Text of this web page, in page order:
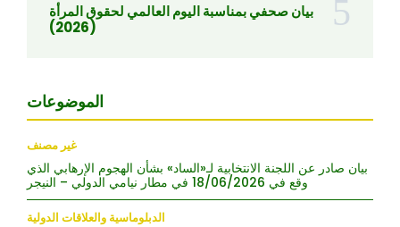
بيان صحفي بمناسبة اليوم العالمي لحقوق المرأة
(2026)
الموضوعات
غير مصنف
بيان صادر عن اللجنة الانتخابية لـ«الساد» بشأن الهجوم الإرهابي الذي
وقع في 18/06/2026 في مطار نيامي الدولي – النيجر
الدبلوماسية والعلاقات الدولية